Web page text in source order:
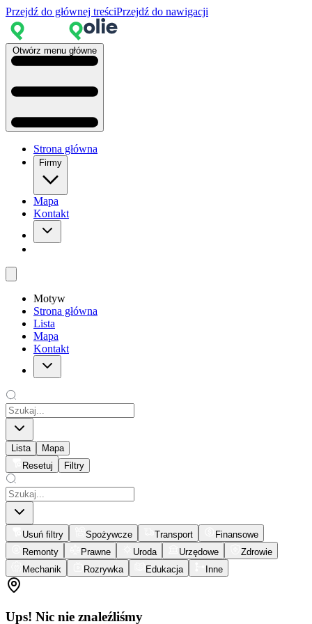
Przejdź do głównej treściPrzejdź do nawigacji
Otwórz menu główne
Strona główna
Firmy
Mapa
Kontakt
Motyw
Strona główna
Lista
Mapa
Kontakt
Lista
Mapa
Resetuj
Filtry
Usuń filtry Spożywcze Transport
Finansowe
Remonty
Prawne Uroda Urzędowe
Zdrowie
Mechanik
Rozrywka Edukacja Inne
Ups! Nic nie znaleźliśmy